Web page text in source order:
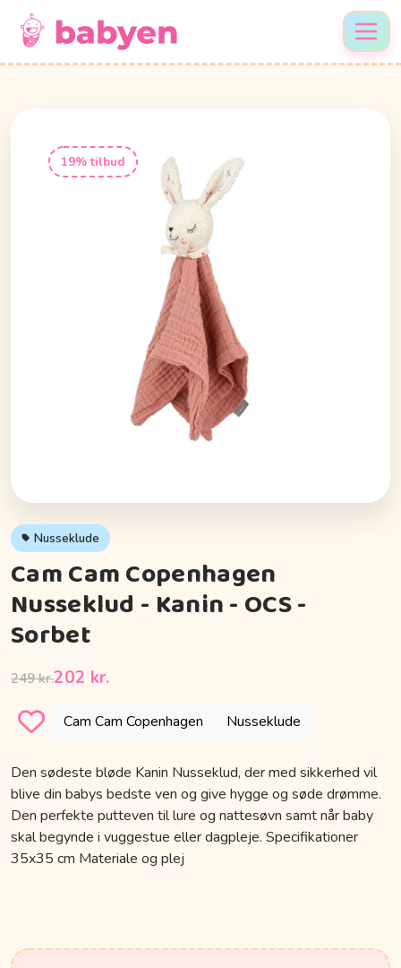
19% tilbud
Nusseklude
Cam Cam Copenhagen
Nusseklud - Kanin - OCS -
Sorbet
249 kr.202 kr.
Cam Cam Copenhagen Nusseklude
Den sødeste bløde Kanin Nusseklud, der med sikkerhed vil
blive din babys bedste ven og give hygge og søde drømme.
Den perfekte putteven til lure og nattesøvn samt når baby
skal begynde i vuggestue eller dagpleje. Specifikationer
35x35 cm Materiale og plej